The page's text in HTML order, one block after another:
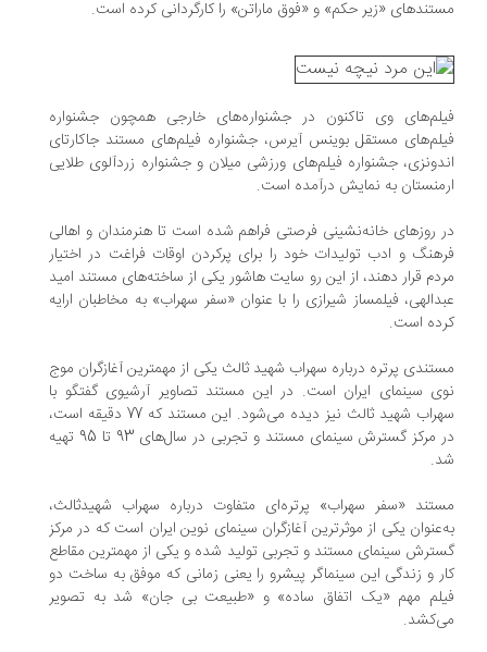
مستندهای «زیر حکم» و «فوق ماراتن» را کارگردانی کرده است.
فیلم‌های وی تاکنون در جشنواره‌های خارجی همچون جشنواره
فیلم‌های مستقل بوینس آیرس، جشنواره فیلم‌های مستند جاکارتای
اندونزی، جشنواره فیلم‌های ورزشی میلان و جشنواره زردآلوی طلایی
ارمنستان به نمایش درآمده است.
در روزهای خانه‌نشینی فرصتی فراهم شده است تا هنرمندان و اهالی
فرهنگ و ادب تولیدات خود را برای پرکردن اوقات فراغت در اختیار
مردم قرار دهند، از این رو سایت ‌هاشور یکی از ساخته‌های مستند امید
عبدالهی، فیلمساز شیرازی را با عنوان «سفر سهراب» به مخاطبان ارایه
کرده است.
مستندی پرتره درباره سهراب شهید ثالث یکی از مهمترین آغازگران موج
نوی سینمای ایران است. در این مستند تصاویر آرشیوی گفتگو با
سهراب شهید ثالث نیز دیده می‌شود. این مستند که 77 دقیقه است،
در مرکز گسترش سينمای مستند و تجربی در سال‌های 93 تا 95 تهیه
شد.
مستند «سفر سهراب» پرتره‌ای متفاوت درباره سهراب شهیدثالث،
به‌عنوان یکی از موثرترین آغازگران سینمای نوین ایران است که در مرکز
گسترش سینمای مستند و تجربی تولید شده و یکی از مهم‎ترین مقاطع
کار و زندگی این سینماگر پیشرو را یعنی زمانی که موفق به ساخت دو
فیلم مهم «یک اتفاق ساده» و «طبیعت بی جان» شد به تصویر
می‌کشد.